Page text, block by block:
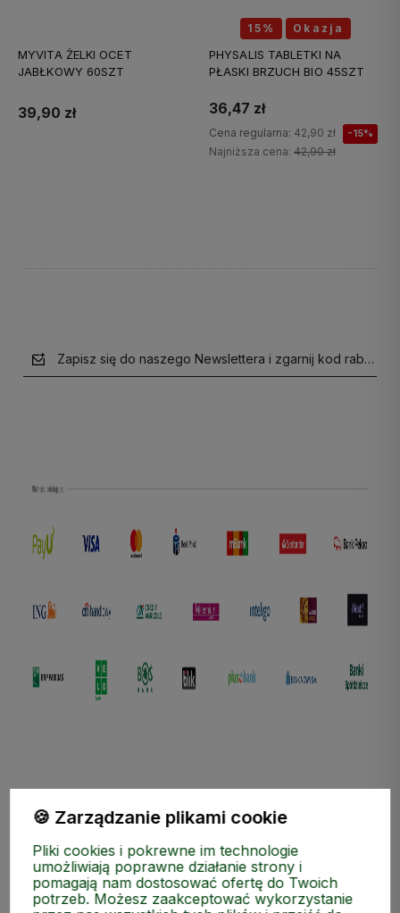
MYVITA ŻELKI OCET
JABŁKOWY 60SZT
39,90 zł
15% Okazja
PHYSALIS TABLETKI NA
PŁASKI BRZUCH BIO 45SZT
36,47 zł
Cena regularna: 42,90 zł -15%
Najniższa cena: 42,90 zł
Zapisz się do naszego Newslettera i zgarnij kod
ZAKUPY
MEDIA SPOŁECZNOŚCIOWE
🍪 Zarządzanie plikami cookie
Pliki cookies i pokrewne im technologie
umożliwiają poprawne działanie strony i
pomagają nam dostosować ofertę do Twoich
potrzeb. Możesz zaakceptować wykorzystanie